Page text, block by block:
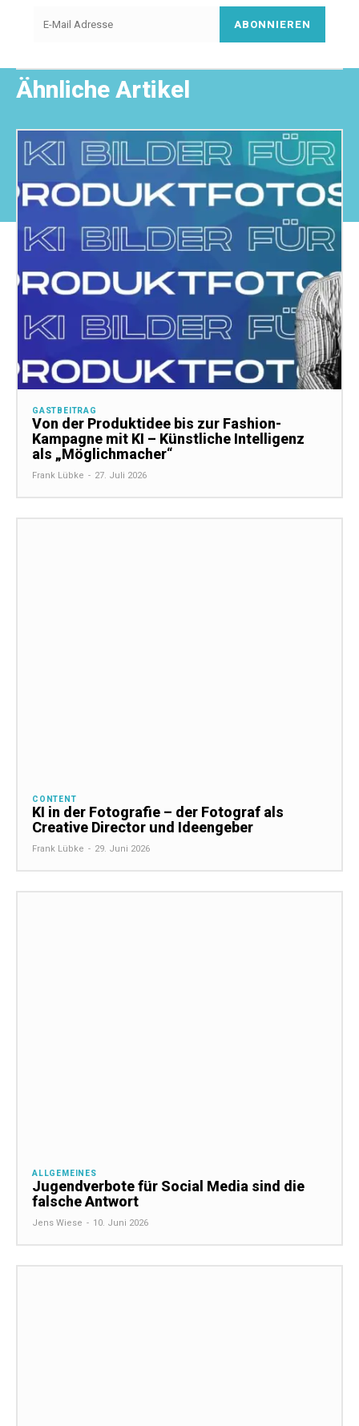
ABONNIEREN
Ähnliche Artikel
GASTBEITRAG
Von der Produktidee bis zur Fashion-
Kampagne mit KI – Künstliche Intelligenz
als „Möglichmacher“
Frank Lübke - 27. Juli 2026
CONTENT
KI in der Fotografie – der Fotograf als
Creative Director und Ideengeber
Frank Lübke - 29. Juni 2026
ALLGEMEINES
Jugendverbote für Social Media sind die
falsche Antwort
Jens Wiese - 10. Juni 2026